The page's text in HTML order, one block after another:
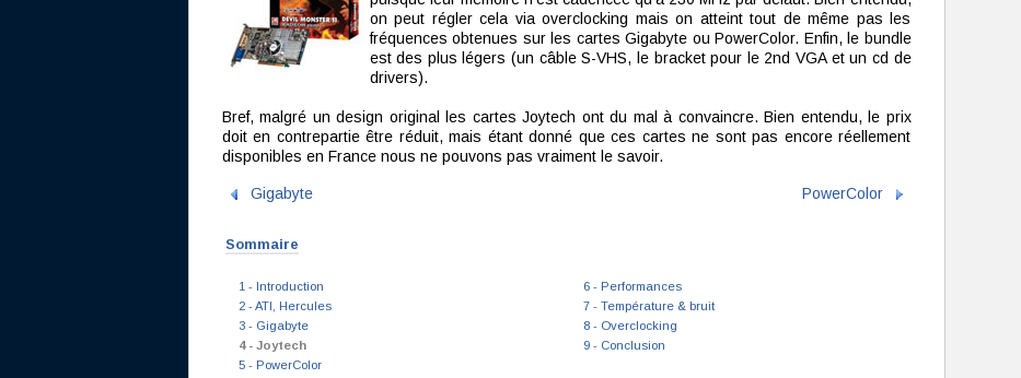
on peut régler cela via overclocking mais on atteint tout de même pas les
fréquences obtenues sur les cartes Gigabyte ou PowerColor. Enfin, le bundle
est des plus légers (un câble S-VHS, le bracket pour le 2nd VGA et un cd de
drivers).
Bref, malgré un design original les cartes Joytech ont du mal à convaincre. Bien entendu, le prix
doit en contrepartie être réduit, mais étant donné que ces cartes ne sont pas encore réellement
disponibles en France nous ne pouvons pas vraiment le savoir.
Gigabyte PowerColor
Sommaire
1 - Introduction
2 - ATI, Hercules
3 - Gigabyte
4 - Joytech
5 - PowerColor
6 - Performances
7 - Température & bruit
8 - Overclocking
9 - Conclusion